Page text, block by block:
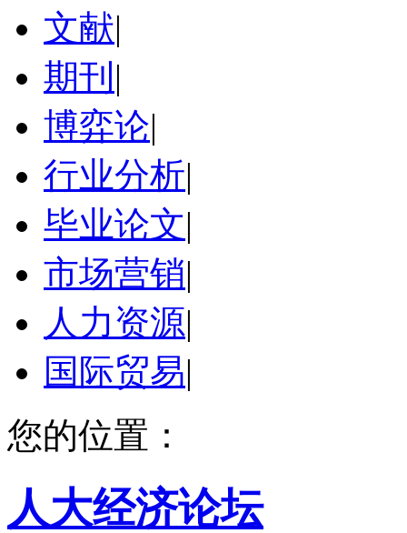
文献|
期刊 |
博弈论|
行业分析|
毕业论文|
市场营销|
人力资源|
国际贸易|
您的位置：
人大经济论坛